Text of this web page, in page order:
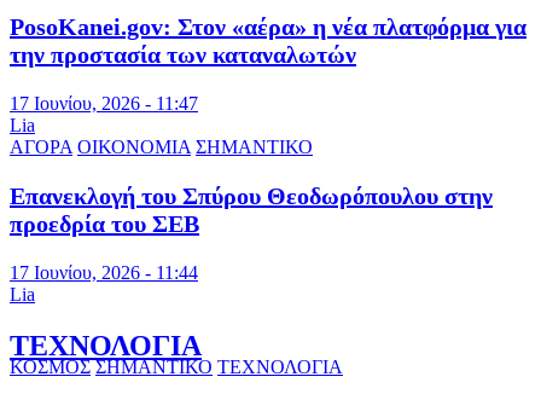
PosoKanei.gov: Στον «αέρα» η νέα πλατφόρμα για
την προστασία των καταναλωτών
17 Ιουνίου, 2026 - 11:47
Lia
ΑΓΟΡΑ ΟΙΚΟΝΟΜΙΑ ΣΗΜΑΝΤΙΚΟ
Επανεκλογή του Σπύρου Θεοδωρόπουλου στην
προεδρία του ΣΕΒ
17 Ιουνίου, 2026 - 11:44
Lia
ΤΕΧΝΟΛΟΓΙΑ
ΚΟΣΜΟΣ ΣΗΜΑΝΤΙΚΟ ΤΕΧΝΟΛΟΓΙΑ